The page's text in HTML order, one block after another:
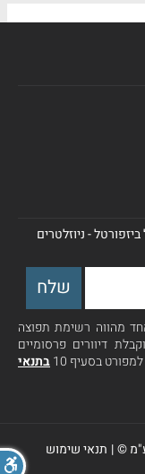
- ניוזלטרים
מהווה רשימת תפוצה
דיוורים פרסומיים
בסעיף 10
בתנאי
©
| תנאי שימוש